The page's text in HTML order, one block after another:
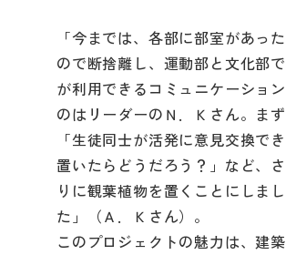
「今までは、各部に部室があっ
ので断捨離し、運動部と文化部
が利用できるコミュニケーショ
のはリーダーのＮ．Ｋさん。ま
「生徒同士が活発に意見交換で
置いたらどうだろう？」など、
りに観葉植物を置くことにしま
た」（Ａ．Ｋさん）。
このプロジェクトの魅力は、建